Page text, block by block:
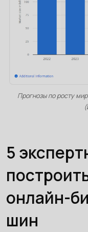
Прогнозы по росту
5
онлайн-
шин